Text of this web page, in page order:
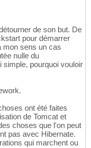
de son but. De
pour démarrer
mon sens un cas
nulle du
simple, pourquoi vouloir
ont été faites
de Tomcat et
choses que l'on peut
pas avec Hibernate.
qui marchent ou